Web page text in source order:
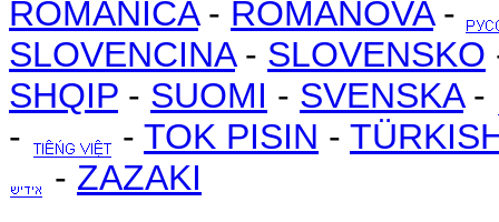
ROMANICA- ROMANOVA-
SLOVENCINA- SLOVENSKO
SHQIP - SUOMI - SVENSKA-
-
- TOK PISIN -
- ZAZAKI